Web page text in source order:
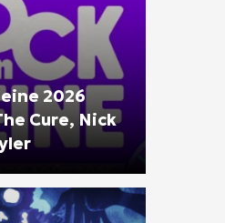
2026
Cure, Nick